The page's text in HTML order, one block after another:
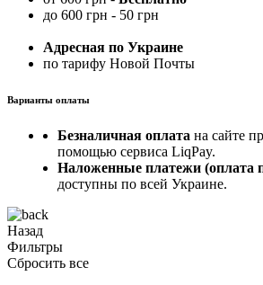
до 600 грн - 50 грн
Адресная по Украине
по тарифу Новой Почты
Варианты оплаты
Безналичная оплата на сайте
помощью сервиса LiqPay.
Наложенные платежи (оплата
доступны по всей Украине.
Назад
Фильтры
Сбросить все